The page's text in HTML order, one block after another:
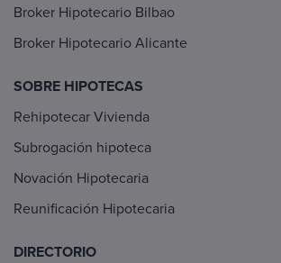
Broker Hipotecario Bilbao
Broker Hipotecario Alicante
SOBRE HIPOTECAS
Rehipotecar Vivienda
Subrogación hipoteca
Novación Hipotecaria
Reunificación Hipotecaria
DIRECTORIO